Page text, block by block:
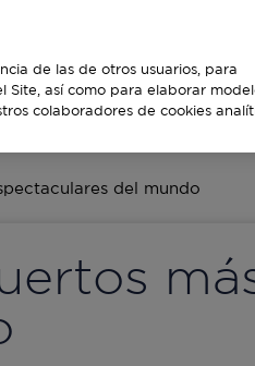
del mundo
de las de otros usuarios, para
así como para elaborar
colaboradores de cookies